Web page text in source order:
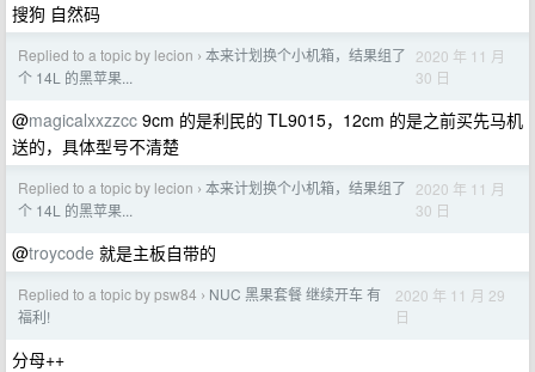
搜狗 自然码
Replied to a topic by lecion › 本来计划换个小机箱，结果组了
个 14L 的黑苹果...
2020 年 11 月
30 日
@magicalxxzzcc 9cm 的是利民的 TL9015，12cm 的是之前买先马机
送的，具体型号不清楚
Replied to a topic by lecion › 本来计划换个小机箱，结果组了
个 14L 的黑苹果...
2020 年 11 月
30 日
@troycode 就是主板自带的
Replied to a topic by psw84 › NUC 黑果套餐 继续开车 有
福利!
2020 年 11 月 29
日
分母++